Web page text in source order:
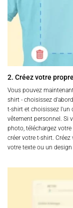
2. Créez votre
Vous pouvez
shirt - choisissez
t-shirt et choisissez l'un
vêtement personnel. Si
photo, téléchargez
créer votre t-shirt.
votre texte ou un design